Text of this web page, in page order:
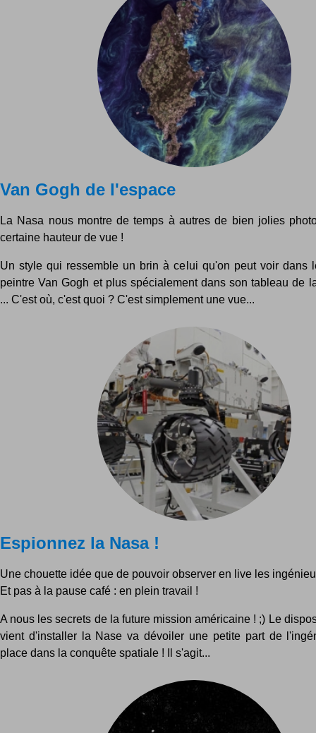
Van Gogh de l'espace
La Nasa nous montre de temps à autres de bien jolies
certaine hauteur de vue !
Un style qui ressemble un brin à celui qu'on peut voir dans
peintre Van Gogh et plus spécialement dans son tableau de
... C'est où, c'est quoi ? C'est simplement une vue...
Espionnez la Nasa !
Une chouette idée que de pouvoir observer en live les
Et pas à la pause café : en plein travail !
A nous les secrets de la future mission américaine ! ;) Le
vient d'installer la Nase va dévoiler une petite part de
place dans la conquête spatiale ! Il s'agit...